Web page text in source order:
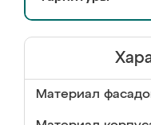
Материал